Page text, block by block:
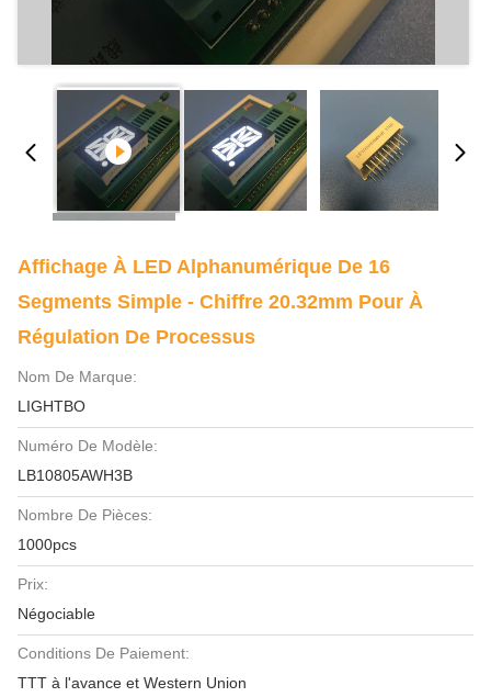
Affichage À LED Alphanumérique De 16
Segments Simple - Chiffre 20.32mm Pour À
Régulation De Processus
Nom De Marque:
LIGHTBO
Numéro De Modèle:
LB10805AWH3B
Nombre De Pièces:
1000pcs
Prix:
Négociable
Conditions De Paiement:
TTT à l'avance et Western Union